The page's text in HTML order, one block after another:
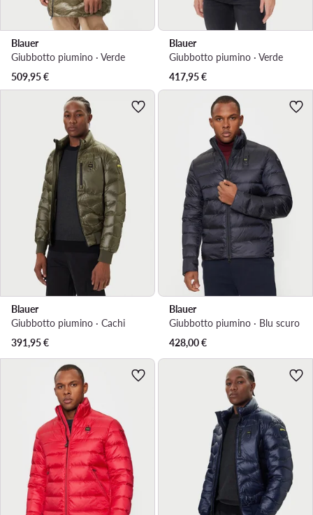
Blauer
Giubbotto piumino · Verde
509,95€
Blauer
Giubbotto piumino · Verde
417,95€
Blauer
Giubbotto piumino · Cachi
391,95€
Blauer
Giubbotto piumino · Blu scuro
428,00€